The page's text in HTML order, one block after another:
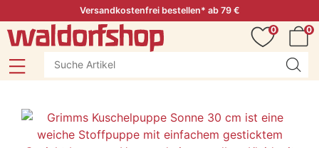
Versandkostenfrei bestellen* ab 79 €
0
0